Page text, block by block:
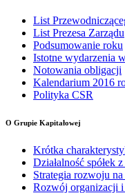
List
List Prezesa Zarządu
Podsumowanie roku
Istotne wydarzenia
Notowania obligacji
Kalendarium 2016
Polityka CSR
O Grupie Kapitałowej
Krótka
Działalność spółek
Strategia rozwoju
Rozwój organizacji